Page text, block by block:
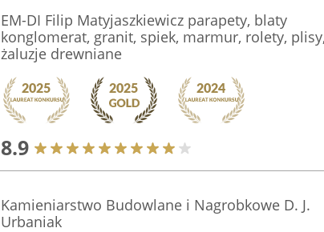
EM-DI Filip Matyjaszkiewicz parapety, blaty
konglomerat, granit, spiek, marmur, rolety, plisy,
żaluzje drewniane
8.9
Kamieniarstwo Budowlane i Nagrobkowe D. J.
Urbaniak